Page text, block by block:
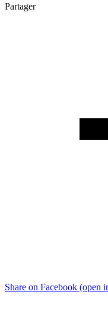
Partager
Share on Facebook (open